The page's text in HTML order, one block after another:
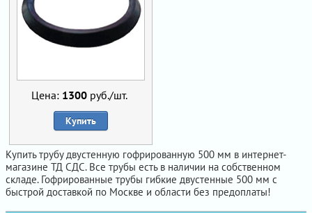
Цена: 1300руб./шт.
Купить
Купить трубу двустенную гофрированную 500 мм в интернет-
магазине ТД СДС. Все трубы есть в наличии на собственном
складе. Гофрированные трубы гибкие двустенные 500 мм с
быстрой доставкой по Москве и области без предоплаты!